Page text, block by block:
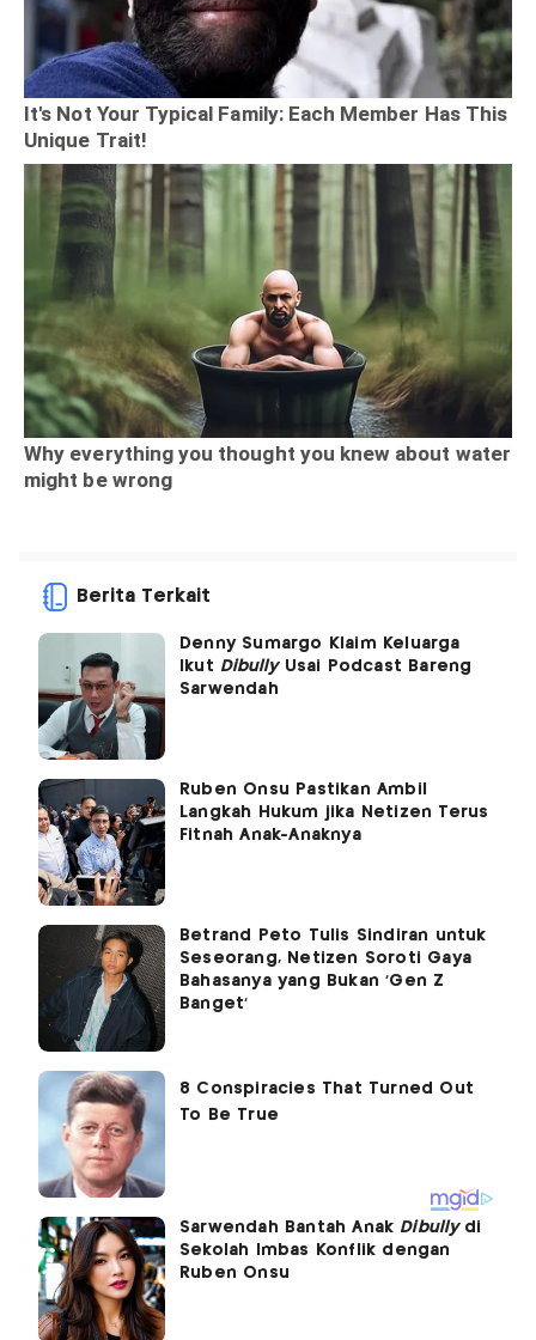
Berita Terkait
Denny Sumargo Klaim Keluarga
Ikut DibullyUsai Podcast Bareng
Sarwendah
Ruben Onsu Pastikan Ambil
Langkah Hukum jika Netizen Terus
Fitnah Anak-Anaknya
Betrand Peto Tulis Sindiran untuk
Seseorang, Netizen Soroti Gaya
Bahasanya yang Bukan 'Gen Z
Banget'
Sarwendah Bantah Anak Dibullydi
Sekolah Imbas Konflik dengan
Ruben Onsu